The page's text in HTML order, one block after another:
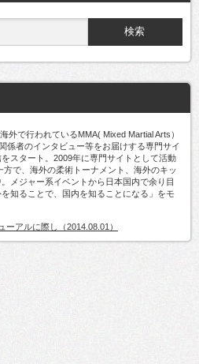
外で行われているMMA( Mixed Martial Arts）
係者のインタビュー等をお届けする専門サイ
スタート。2009年に専門サイトとして活動
で、海外の柔術トーナメント、海外のキッ
メジャー系イベントから日本国内で余り目
知ることで、国内を知ることになる」をモ
ーアルに際し（2014.08.01）